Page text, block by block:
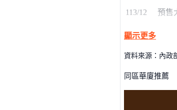
113/12 預售
顯示更多
資料來源：內政
同區華廈推薦